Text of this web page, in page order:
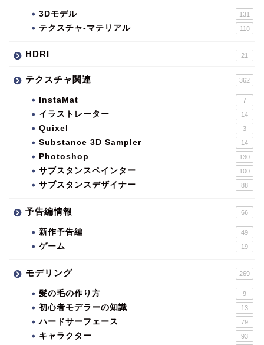
3Dモデル 131
テクスチャ-マテリアル 118
HDRI 21
テクスチャ関連 362
InstaMat 7
イラストレーター 14
Quixel 3
Substance 3D Sampler 14
Photoshop 130
サブスタンスペインター 100
サブスタンスデザイナー 88
予告編情報 66
新作予告編 49
ゲーム 19
モデリング 269
髪の毛の作り方 9
初心者モデラーの知識 13
ハードサーフェース 79
キャラクター 93